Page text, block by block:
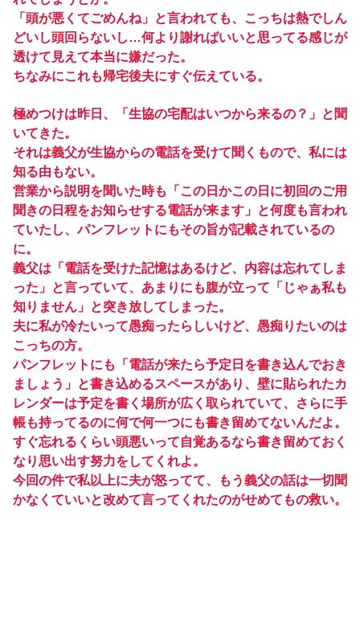
「頭が悪くてごめんね」と言われても、こっちは熱でしん
どいし頭回らないし…何より謝ればいいと思ってる感じが
透けて見えて本当に嫌だった。
ちなみにこれも帰宅後夫にすぐ伝えている。
極めつけは昨日、「生協の宅配はいつから来るの？」と聞
いてきた。
それは義父が生協からの電話を受けて聞くもので、私には
知る由もない。
営業から説明を聞いた時も「この日かこの日に初回のご用
聞きの日程をお知らせする電話が来ます」と何度も言われ
ていたし、パンフレットにもその旨が記載されているの
に。
義父は「電話を受けた記憶はあるけど、内容は忘れてしま
った」と言っていて、あまりにも腹が立って「じゃぁ私も
知りません」と突き放してしまった。
夫に私が冷たいって愚痴ったらしいけど、愚痴りたいのは
こっちの方。
パンフレットにも「電話が来たら予定日を書き込んでおき
ましょう」と書き込めるスペースがあり、壁に貼られたカ
レンダーは予定を書く場所が広く取られていて、さらに手
帳も持ってるのに何で何一つにも書き留めてないんだよ。
すぐ忘れるくらい頭悪いって自覚あるなら書き留めておく
なり思い出す努力をしてくれよ。
今回の件で私以上に夫が怒ってて、もう義父の話は一切聞
かなくていいと改めて言ってくれたのがせめてもの救い。